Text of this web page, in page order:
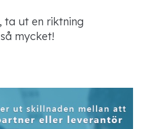
ta ut en riktning
mycket!